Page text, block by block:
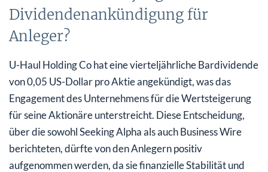
Dividendenankündigung für
Anleger?
U-Haul Holding Co hat eine vierteljährliche Bardividende
von 0,05 US-Dollar pro Aktie angekündigt, was das
Engagement des Unternehmens für die Wertsteigerung
für seine Aktionäre unterstreicht. Diese Entscheidung,
über die sowohl Seeking Alpha als auch Business Wire
berichteten, dürfte von den Anlegern positiv
aufgenommen werden, da sie finanzielle Stabilität und